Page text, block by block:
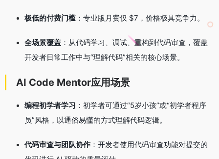
极低的付费门槛：专业版月费仅 $7，价格极具竞争力。
全场景覆盖 ：从代码学习、调试、重构到代码审查，覆盖
开发者日常工作中与“理解代码”相关的核心场景。
AI Code Mentor应用场景
编程初学者学习 ：初学者可通过“5岁小孩”或“初学者程序
员”风格，以通俗易懂的方式理解代码逻辑。
代码审查与团队协作 ：开发者使用代码审查功能对提交的